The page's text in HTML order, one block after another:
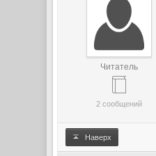
Читатель
2 сообщений
Наверх